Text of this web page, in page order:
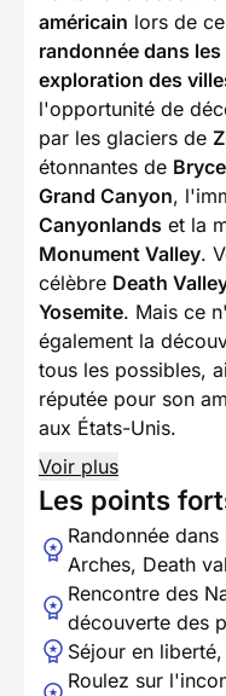
américain lors de
randonnée dans
exploration des
l'opportunité de
par les glaciers de
étonnantes de
Grand Canyon,
Canyonlands et la
Monument Valley.
célèbre Death
Yosemite. Mais ce
également la
tous les possibles,
réputée pour son
aux États-Unis.
Voir plus
Les points
Randonnée
Arches, Death
Rencontre des
découverte des
Séjour en
Roulez sur